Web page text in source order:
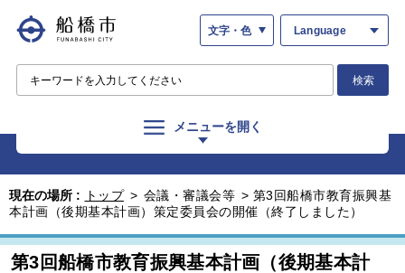
文字・色 Language
検索
メニューを開く
現在の場所 : トップ > 会議・審議会等 > 第3回船橋市教育振興基
本計画（後期基本計画）策定委員会の開催（終了しました）
第3回船橋市教育振興基本計画（後期基本計